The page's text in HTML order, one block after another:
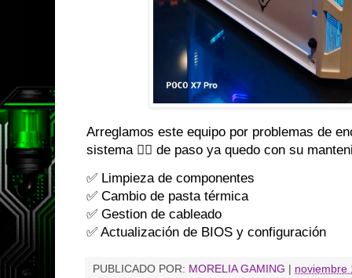
Arreglamos este equipo por problemas de
sistema 👌🏼 de paso ya quedo con su
✅ Limpieza de componentes
✅ Cambio de pasta térmica
✅ Gestion de cableado
✅ Actualización de BIOS y configuración
PUBLICADO POR: MORELIA GAMING noviembre